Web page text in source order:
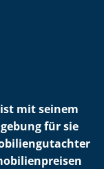
mit seinem
für sie